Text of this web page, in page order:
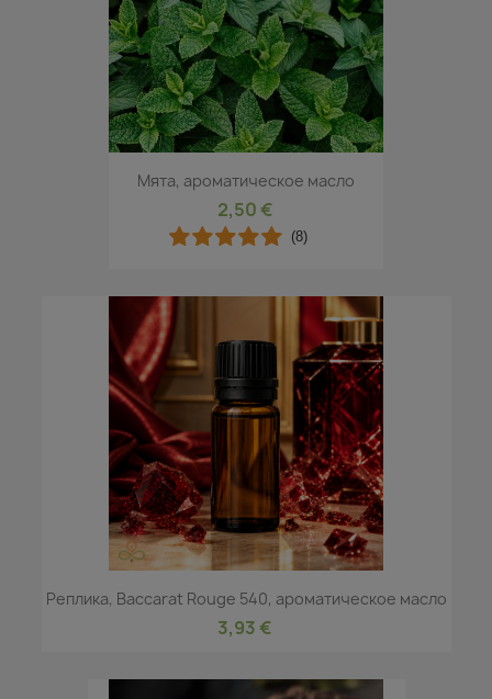
Мята, ароматическое масло
2,50 €
(8)
Реплика, Baccarat Rouge 540, ароматическое масло
3,93 €